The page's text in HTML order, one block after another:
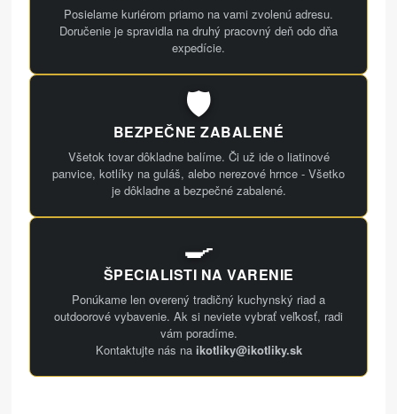
Posielame kuriérom priamo na vami zvolenú adresu.
Doručenie je spravidla na druhý pracovný deň odo dňa
expedície.
🛡️
BEZPEČNE ZABALENÉ
Všetok tovar dôkladne balíme. Či už ide o liatinové
panvice, kotlíky na guláš, alebo nerezové hrnce - Všetko
je dôkladne a bezpečné zabalené.
🍳
ŠPECIALISTI NA VARENIE
Ponúkame len overený tradičný kuchynský riad a
outdoorové vybavenie. Ak si neviete vybrať veľkosť, radi
vám poradíme.
Kontaktujte nás na ikotliky@ikotliky.sk